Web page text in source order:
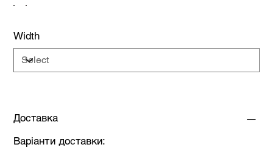
Width
Доставка
Варіанти доставки: